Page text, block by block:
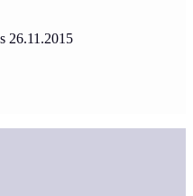
26.11.2015